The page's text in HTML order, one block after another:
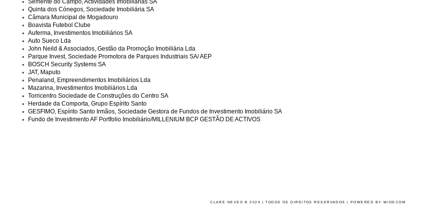
Semente do Campo, Actividades Imobiliárias SA
Quinta dos Cónegos, Sociedade Imobiliária SA
Câmara Municipal de Mogadouro
Boavista Futebol Clube
Auferma, Investimentos Imobiliários SA
Auto Sueco Lda
John Neild & Associados, Gestão da Promoção Imobiliária Lda
Parque Invest, Sociedade Promotora de Parques Industriais SA/ AEP
BOSCH Security Systems SA
JAT, Maputo
Penaland, Empreendimentos Imobiliários Lda
Mazarina, Investimentos Imobiliários Lda
Torricentro Sociedade de Construções do Centro SA
Herdade da Comporta, Grupo Espírito Santo
GESFIMO, Espírito Santo Irmãos, Sociedade Gestora de Fundos de Investimento Imobiliário SA
Fundo de Investimento AF Portfolio Imobiliário/MILLENIUM BCP GESTÃO DE ACTIVOS
CLARE NEVES © 2024 | TODOS OS DIREITOS RESERVADOS | POWERED BY WIDECOM